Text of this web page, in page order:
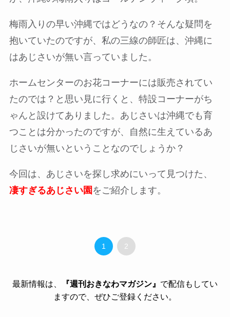
梅雨入りの早い沖縄ではどうなの？そんな疑問を
抱いていたのですが、私の三線の師匠は、沖縄に
はあじさいが無い言っていました。
ホームセンターのお花コーナーには販売されてい
たのでは？と思い見に行くと、特設コーナーがち
ゃんと設けてありました。あじさいは沖縄でも育
つことは分かったのですが、自然に生えているあ
じさいが無いということなのでしょうか？
今回は、あじさいを探し求めにいって見つけた、
凄すぎるあじさい園 をご紹介します。
1 2
最新情報は、 『週刊おきなわマガジン』 で配信もしてい
ますので、ぜひご登録ください。